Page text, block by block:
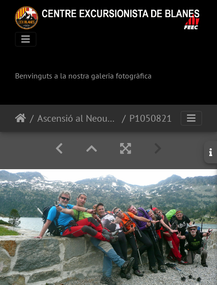
Benvinguts a la nostra galeria fotogràfica
Ascensió al Neouvielle (3.091mts) P1050821